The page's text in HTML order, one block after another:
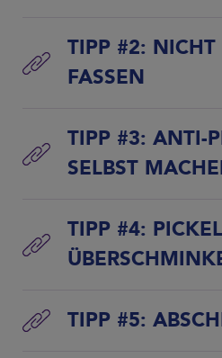
TIPP #2: NICHT
FASSEN
TIPP #3: ANTI-
SELBST
TIPP #4: PICKEL
TIPP #5: